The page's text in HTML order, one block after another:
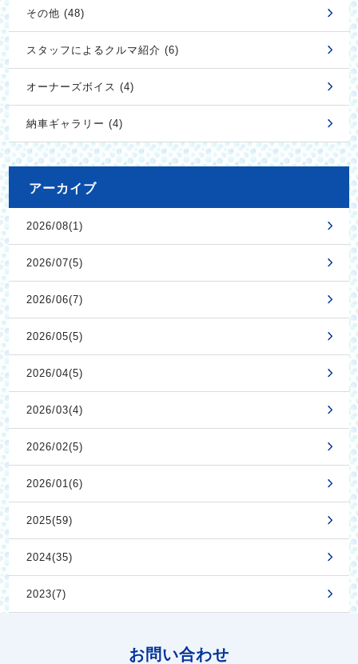
その他 (48)
スタッフによるクルマ紹介 (6)
オーナーズボイス (4)
納車ギャラリー (4)
アーカイブ
2026/08(1)
2026/07(5)
2026/06(7)
2026/05(5)
2026/04(5)
2026/03(4)
2026/02(5)
2026/01(6)
2025(59)
2024(35)
2023(7)
お問い合わせ